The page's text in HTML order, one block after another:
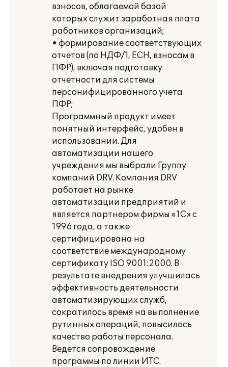
взносов, облагаемой базой
которых служит заработная плата
работников организаций;
• формирование соответствующих
отчетов (по НДФ/1, ЕСН, взносам в
ПФР), включая подготовку
отчетности для системы
персонифицированного учета
ПФР;
Программный продукт имеет
понятный интерфейс, удобен в
использовании. Для
автоматизации нашего
учреждения мы выбрали Группу
компаний DRV. Компания DRV
работает на рынке
автоматизации предприятий и
является партнером фирмы «1С» с
1996 года, а также
сертифицирована на
соответствие международному
сертификату ISO 9001:2000. В
результате внедрения улучшилась
эффективность деятельности
автоматизирующих служб,
сократилось время на выполнение
рутинных операций, повысилось
качество работы персонала.
Ведется сопровождение
программы по линии ИТС.